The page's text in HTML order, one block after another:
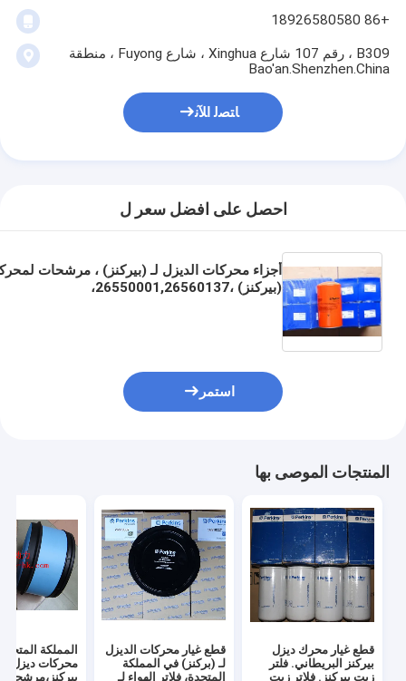
+86 18926580580
B309 ، رقم 107 شارع Xinghua ، شارع Fuyong ، منطقة
Bao'an.Shenzhen.China
ﺎﺘﺼﻟ ﺍﻶﻧ
احصل على افضل سعر ل
أجزاء محركات الديزل لـ (بيركنز) ، مرشحات
(بيركنز) ،26550001,26560137،
استمر
المنتجات الموصى بها
قطع غيار محرك ديزل
بيركنز البريطاني. فلتر
زيت بيركنز. فلاتر زيت
قطع غيار محركات الديزل
لـ (بركنز) في المملكة
المتحدة، فلاتر الهواء لـ
المملكة
محركات ديزل
بيركنز،مرشحات